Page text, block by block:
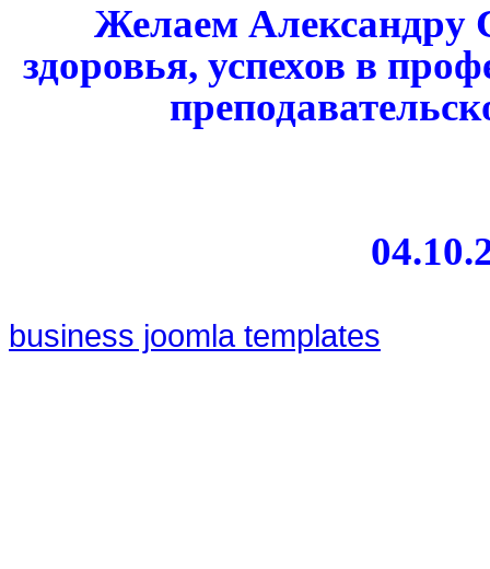
Желаем Александру
здоровья, успехов в
business joomla templates